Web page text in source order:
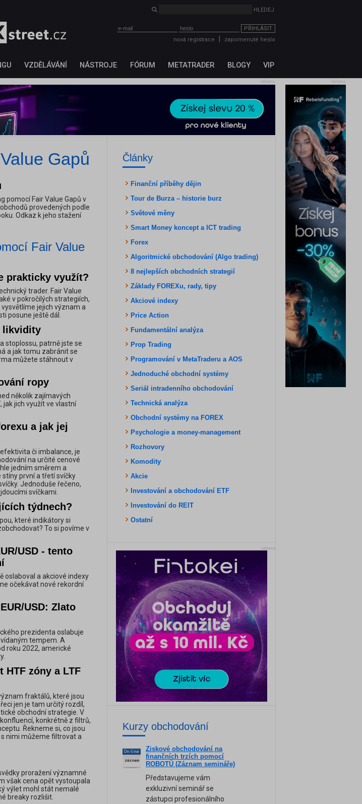
PŘIHLÁSIT
nová registrace
zapomenuté heslo
VZDĚLÁVÁNÍ NÁSTROJE FÓRUM METATRADER BLOGY VIP
reklama
reklama
Gapů
pomocí Fair Value Gapů v
provedených podle
Odkaz k jeho stažení
Fair Value
prakticky využít?
trader. Fair Value
v pokročilých strategiích,
jejich význam a
posune ještě dál.
likvidity
stoplossu, patrně jste se
a jak tomu zabránit se
můžete stáhnout v
ropy
několik zajímavých
jak jich využít ve vlastní
a jak jej
či imbalance, je
na určité cenové
jedním směrem a
první a třetí svíčky
Jednoduše řečeno,
svíčkami.
týdnech?
které indikátory si
To si povíme v
USD - tento
oslaboval a akciové indexy
očekávat nové rekordní
USD: Zlato
prezidenta oslabuje
tempem. A
roku 2022, americké
zóny a LTF
fraktálů, které jsou
jen je tam určitý rozdíl,
obchodní strategie. V
konkrétně z filtrů,
Řekneme si, co jsou
s nimi můžeme filtrovat a
proražení významné
však cena opět vystoupala
výlet mohl stát nemalé
breaky rozlišit.
Články
Finanční příběhy dějin
Tour de Burza – historie burz
Světové měny
Smart Money koncept a ICT trading
Forex
Algoritmické obchodování (Algo trading)
8 nejlepších obchodních strategií
Základy FOREXu, rady, tipy
Akciové indexy
Price Action
Fundamentální analýza
Prop Trading
Programování v MetaTraderu a AOS
Jednoduché obchodní systémy
Seriál intradenního obchodování
Technická analýza
Obchodní systémy na FOREX
Psychologie a money-management
Rozhovory
Komodity
Akcie
Investování a obchodování ETF
Investování do REIT
Ostatní
reklama
Kurzy obchodování
On-line
záznam
Ziskové obchodování na
finančních trzích pomocí
ROBOTŮ (Záznam semináře)
Představujeme vám
exkluzivní seminář se
zástupci profesionálního